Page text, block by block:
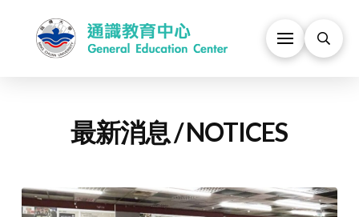
最新消息 / NOTICES